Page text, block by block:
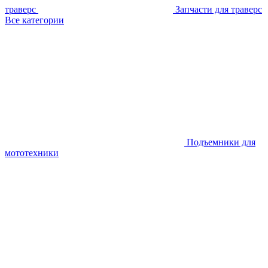
траверс
Запчасти для траверс
Все категории
Подъемники для
мототехники